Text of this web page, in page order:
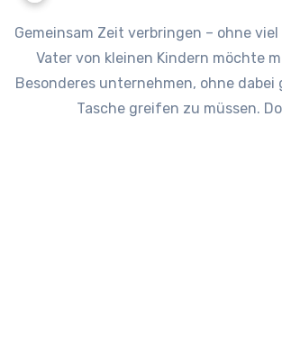
Gemeinsam Zeit verbringen – ohne viel auszugeben Als
Vater von kleinen Kindern möchte
Besonderes unternehmen, ohne
Tasche greifen zu müssen.